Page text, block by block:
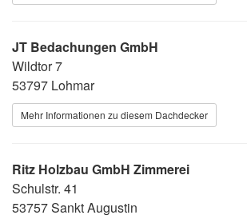
JT Bedachungen GmbH
Wildtor 7
53797 Lohmar
Mehr Informationen zu diesem Dachdecker
Ritz Holzbau GmbH Zimmerei
Schulstr. 41
53757 Sankt Augustin